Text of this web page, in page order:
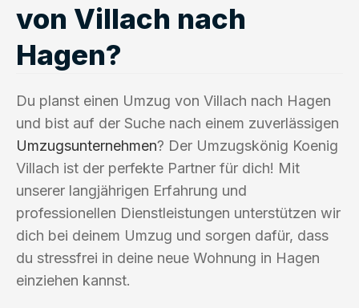
von Villach nach
Hagen?
Du planst einen Umzug von Villach nach Hagen
und bist auf der Suche nach einem zuverlässigen
Umzugsunternehmen? Der Umzugskönig Koenig
Villach ist der perfekte Partner für dich! Mit
unserer langjährigen Erfahrung und
professionellen Dienstleistungen unterstützen wir
dich bei deinem Umzug und sorgen dafür, dass
du stressfrei in deine neue Wohnung in Hagen
einziehen kannst.